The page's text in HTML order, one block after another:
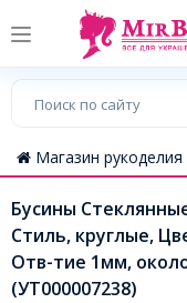
Магазин рукоделия
Бусины
Стиль, круглые,
Отв-тие 1мм,
(УТ000007238)